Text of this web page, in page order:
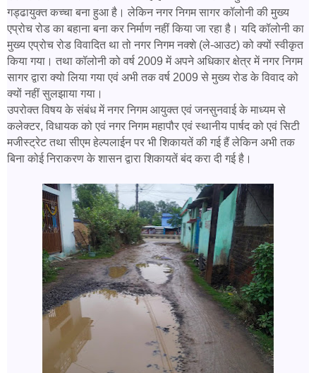
गड्ढायुक्त कच्चा बना हुआ है। लेकिन नगर निगम सागर कॉलोनी की मुख्य
एप्रोच रोड का बहाना बना कर निर्माण नहीं किया जा रहा है। यदि कॉलोनी का
मुख्य एप्रोच रोड विवादित था तो नगर निगम नक्शे (ले-आउट) को क्यों स्वीकृत
किया गया। तथा कॉलोनी को वर्ष 2009 में अपने अधिकार क्षेत्र में नगर निगम
सागर द्वारा क्यो लिया गया एवं अभी तक वर्ष 2009 से मुख्य रोड के विवाद को
क्यों नहीं सुलझाया गया।
उपरोक्त विषय के संबंध में नगर निगम आयुक्त एवं जनसुनवाई के माध्यम से
कलेक्टर, विधायक को एवं नगर निगम महापौर एवं स्थानीय पार्षद को एवं सिटी
मजीस्ट्रेट तथा सीएम हेल्पलाईन पर भी शिकायतें की गई हैं लेकिन अभी तक
बिना कोई निराकरण के शासन द्वारा शिकायतें बंद करा दी गई है।